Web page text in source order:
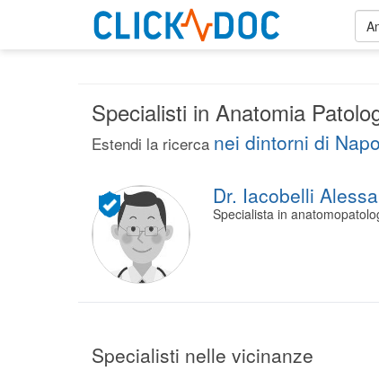
Specialisti in Anatomia
Estendi la ricerca nei dintorni di
Dr. Iacobelli
Specialista in
Specialisti nelle vicinanze